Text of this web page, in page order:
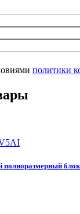
политики